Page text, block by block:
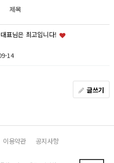
제목
표님은 최고입니다!
14
글쓰기
이용약관 공지사항